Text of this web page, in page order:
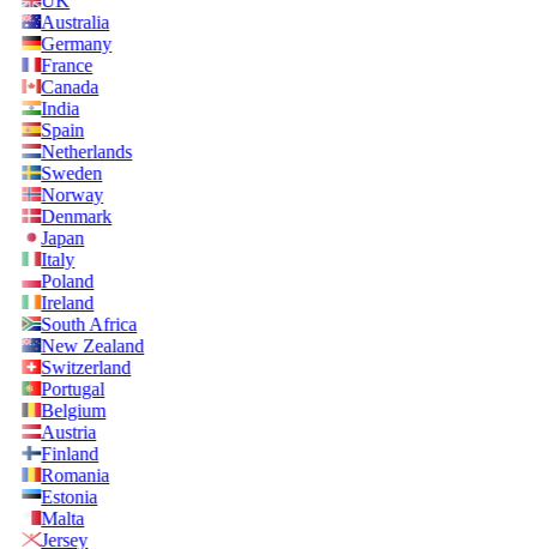
Australia
Germany
France
Canada
India
Spain
Netherlands
Sweden
Norway
Denmark
Japan
Italy
Poland
Ireland
South Africa
New Zealand
Switzerland
Portugal
Belgium
Austria
Finland
Romania
Estonia
Malta
Jersey